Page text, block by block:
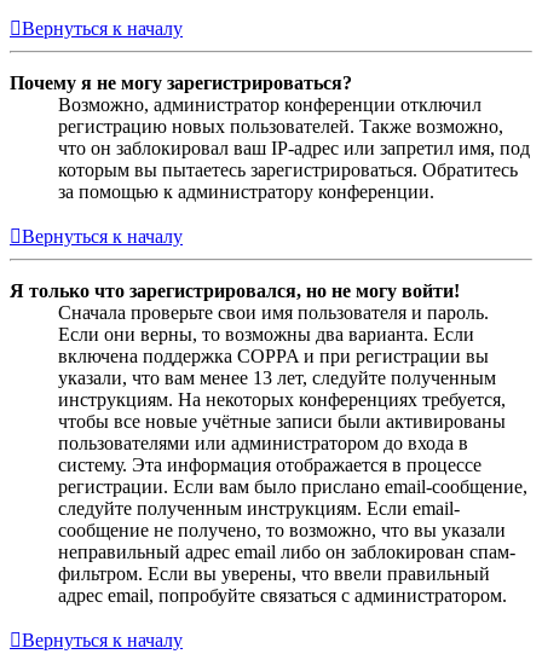
Вернуться к началу
Почему я не могу зарегистрироваться?
Возможно, администратор конференции отключил
регистрацию новых пользователей. Также возможно,
что он заблокировал ваш IP-адрес или запретил имя, под
которым вы пытаетесь зарегистрироваться. Обратитесь
за помощью к администратору конференции.
Вернуться к началу
Я только что зарегистрировался, но не могу войти!
Сначала проверьте свои имя пользователя и пароль.
Если они верны, то возможны два варианта. Если
включена поддержка COPPA и при регистрации вы
указали, что вам менее 13 лет, следуйте полученным
инструкциям. На некоторых конференциях требуется,
чтобы все новые учётные записи были активированы
пользователями или администратором до входа в
систему. Эта информация отображается в процессе
регистрации. Если вам было прислано email-сообщение,
следуйте полученным инструкциям. Если email-
сообщение не получено, то возможно, что вы указали
неправильный адрес email либо он заблокирован спам-
фильтром. Если вы уверены, что ввели правильный
адрес email, попробуйте связаться с администратором.
Вернуться к началу